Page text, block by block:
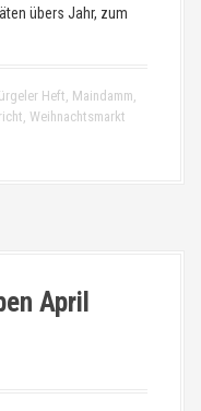
übers Jahr, zum
Heft, Maindamm,
, Weihnachtsmarkt
April